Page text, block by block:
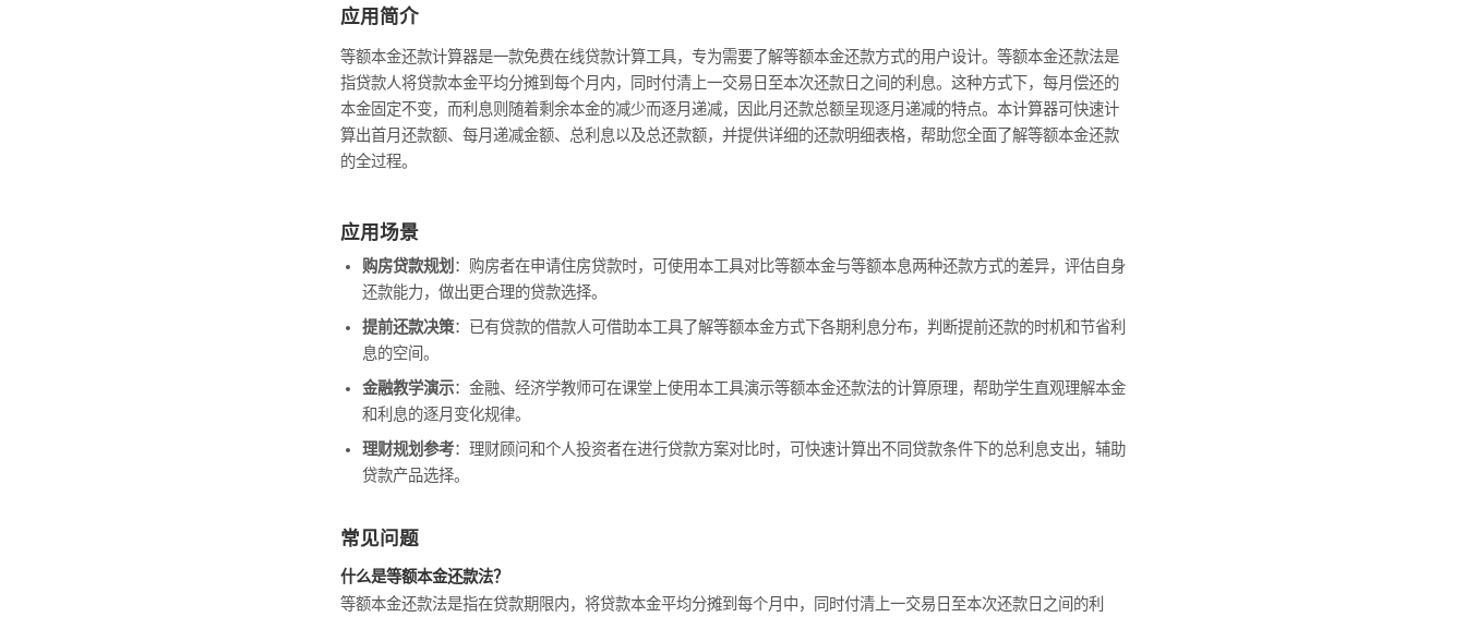
应用简介
等额本金还款计算器是一款免费在线贷款计算工具，专为需要了解等额本金还款方式的用户设计。等额本金还款法是
指贷款人将贷款本金平均分摊到每个月内，同时付清上一交易日至本次还款日之间的利息。这种方式下，每月偿还的
本金固定不变，而利息则随着剩余本金的减少而逐月递减，因此月还款总额呈现逐月递减的特点。本计算器可快速计
算出首月还款额、每月递减金额、总利息以及总还款额，并提供详细的还款明细表格，帮助您全面了解等额本金还款
的全过程。
应用场景
购房贷款规划 ：购房者在申请住房贷款时，可使用本工具对比等额本金与等额本息两种还款方式的差异，评估自身
还款能力，做出更合理的贷款选择。
提前还款决策：已有贷款的借款人可借助本工具了解等额本金方式下各期利息分布，判断提前还款的时机和节省利
息的空间。
金融教学演示：金融、经济学教师可在课堂上使用本工具演示等额本金还款法的计算原理，帮助学生直观理解本金
和利息的逐月变化规律。
理财规划参考：理财顾问和个人投资者在进行贷款方案对比时，可快速计算出不同贷款条件下的总利息支出，辅助
贷款产品选择。
常见问题
什么是等额本金还款法？
等额本金还款法是指在贷款期限内，将贷款本金平均分摊到每个月中，同时付清上一交易日至本次还款日之间的利